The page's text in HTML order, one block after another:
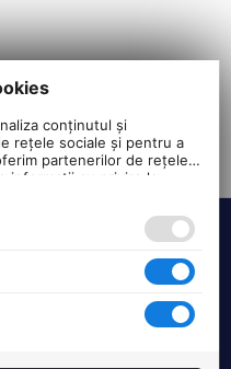
conținutul și
rețele sociale și pentru a
partenerilor de rețele
informații cu privire la
Aceștia le pot combina cu